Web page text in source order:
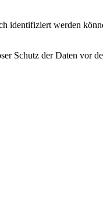
identifiziert werden
Schutz der Daten vor